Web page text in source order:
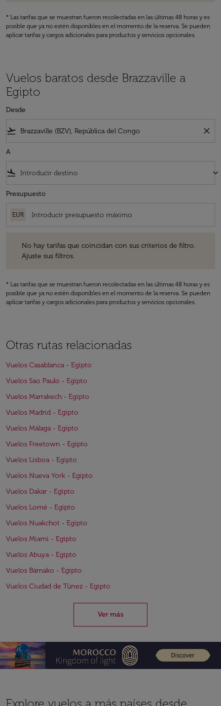
* Las tarifas que se muestran fueron recolectadas en las últimas 48 horas y es
posible que ya no estén disponibles en el momento de la reserva. Se pueden
aplicar tarifas y cargos adicionales para productos y servicios opcionales.
Vuelos baratos desde Brazzaville a
Egipto
Desde
flight_takeoff close
A
flight_land keyboard_arrow_down
Presupuesto
EUR
No hay tarifas que coincidan con sus criterios de filtro.
Ajuste sus filtros.
* Las tarifas que se muestran fueron recolectadas en las últimas 48 horas y es
posible que ya no estén disponibles en el momento de la reserva. Se pueden
aplicar tarifas y cargos adicionales para productos y servicios opcionales.
Otras rutas relacionadas
Vuelos Casablanca - Egipto
Vuelos Sao Paulo - Egipto
Vuelos Marrakech - Egipto
Vuelos Madrid - Egipto
Vuelos Málaga - Egipto
Vuelos Freetown - Egipto
Vuelos Lisboa - Egipto
Vuelos Nueva York - Egipto
Vuelos Dakar - Egipto
Vuelos Lomé - Egipto
Vuelos Nuakchot - Egipto
Vuelos Miami - Egipto
Vuelos Abuya - Egipto
Vuelos Bámako - Egipto
Vuelos Ciudad de Túnez - Egipto
Ver más